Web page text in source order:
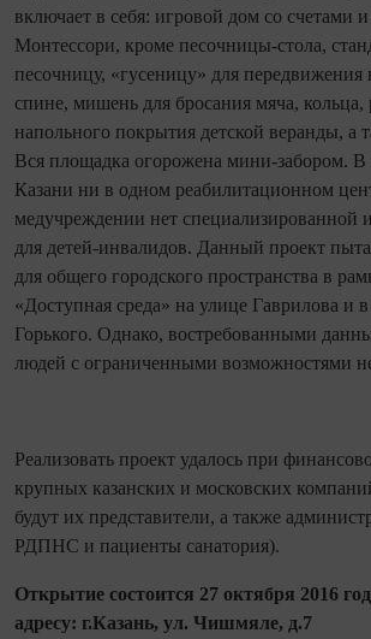
включает в себя: игровой дом со счетами
Монтессори, кроме песочницы-стола,
песочницу, «гусеницу» для передвижения
спине, мишень для бросания мяча,
напольного покрытия детской веранды, а
Вся площадка огорожена мини-забором. В
Казани ни в одном реабилитационном
медучреждении нет специализированной
для детей-инвалидов. Данный проект
для общего городского пространства в
«Доступная среда» на улице Гаврилова
Горького. Однако, востребованными
людей с ограниченными возможностями
Реализовать проект удалось при
крупных казанских и московских
будут их представители, а также
РДПНС и пациенты санатория).
Открытие состоится 27 октября 2016
адресу: г.Казань, ул. Чишмяле, д.7